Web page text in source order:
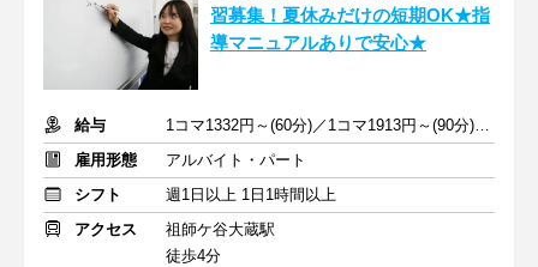
習募集！夏休みだけの短期OK★指
導マニュアルありで安心★
給与
1コマ1332円～(60分)／1コマ1913円～(90分) ※準備報告手当込み
雇用形態
アルバイト・パート
シフト
週1日以上 1日1時間以上
アクセス
祖師ケ谷大蔵駅
徒歩4分